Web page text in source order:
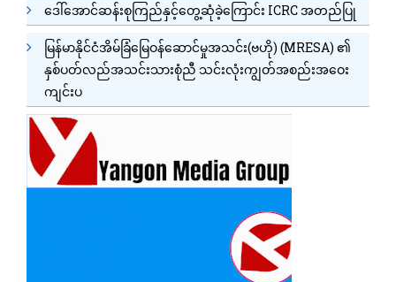
ဒေါ်အောင်ဆန်းစုကြည်နှင့်တွေ့ဆုံခဲ့ကြောင်း ICRC အတည်ပြု
မြန်မာနိုင်ငံအိမ်ခြံမြေဝန်ဆောင်မှုအသင်း(ဗဟို) (MRESA) ၏
နှစ်ပတ်လည်အသင်းသားစုံညီ သင်းလုံးကျွတ်အစည်းအဝေး
ကျင်းပ